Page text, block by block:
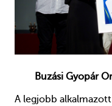
Buzási Gyopár
A legjobb